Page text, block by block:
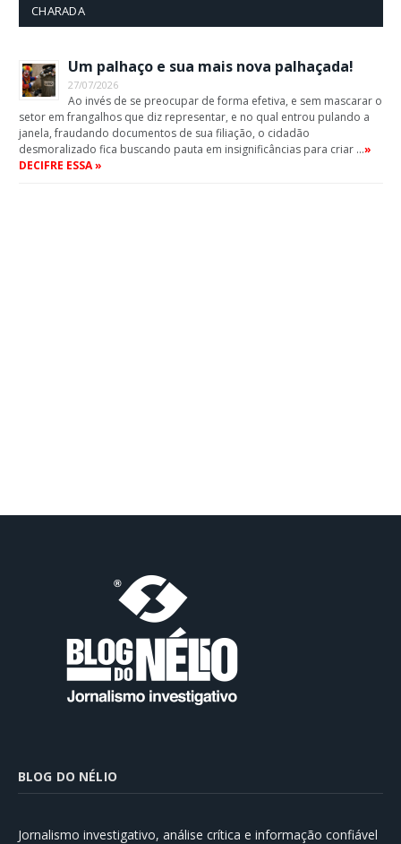
CHARADA
Um palhaço e sua mais nova palhaçada!
27/07/2026
Ao invés de se preocupar de forma efetiva, e sem mascarar o
setor em frangalhos que diz representar, e no qual entrou pulando a
janela, fraudando documentos de sua filiação, o cidadão
desmoralizado fica buscando pauta em insignificâncias para criar …»
DECIFRE ESSA »
BLOG DO NÉLIO
Jornalismo investigativo, análise crítica e informação confiável